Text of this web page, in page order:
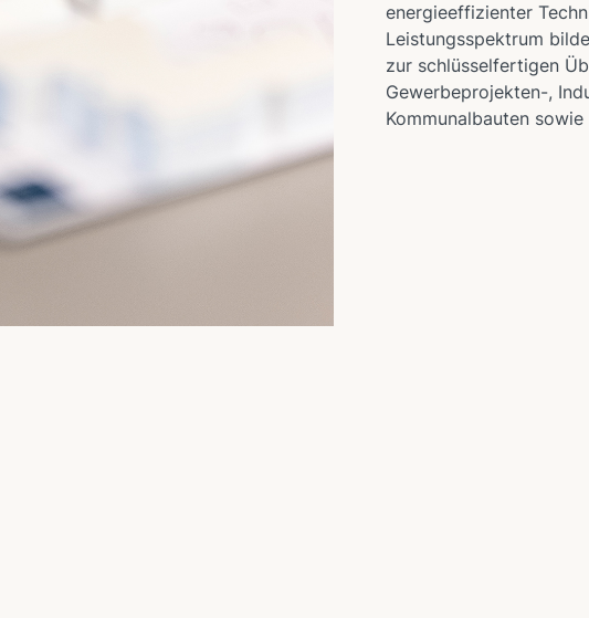
energieeffizienter
Leistungsspektrum
zur schlüsselfertigen
Gewerbeprojekten-,
Kommunalbauten